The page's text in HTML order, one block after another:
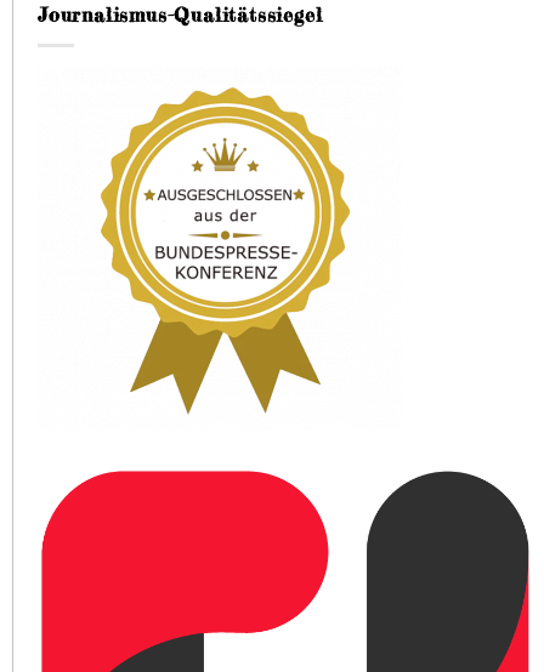
Journalismus-Qualitätssiegel